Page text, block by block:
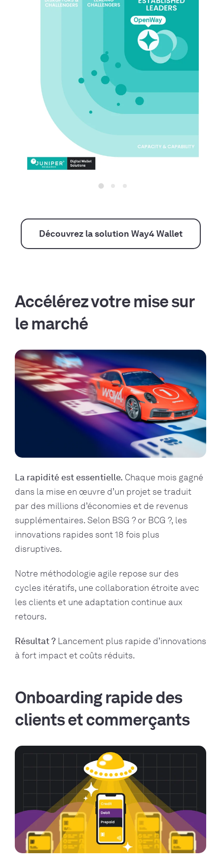
Découvrez la solution Way4 Wallet
Accélérez votre mise sur
le marché
La rapidité est essentielle. Chaque mois gagné
dans la mise en œuvre d’un projet se traduit
par des millions d’économies et de revenus
supplémentaires. Selon BSG ? or BCG ?, les
innovations rapides sont 18 fois plus
disruptives.
Notre méthodologie agile repose sur des
cycles itératifs, une collaboration étroite avec
les clients et une adaptation continue aux
retours.
Résultat ? Lancement plus rapide d’innovations
à fort impact et coûts réduits.
Onboarding rapide des
clients et commerçants